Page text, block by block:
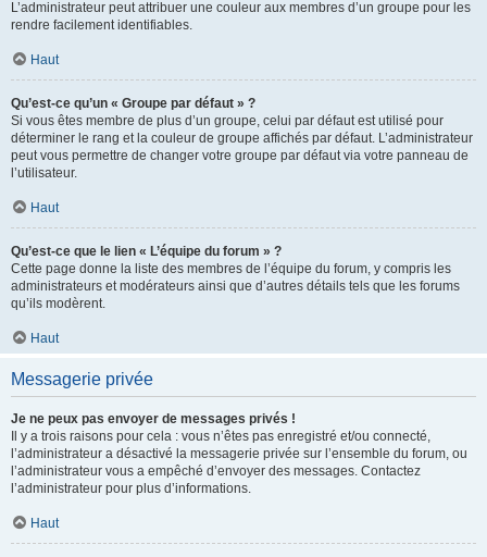
L’administrateur peut attribuer une couleur aux membres d’un groupe pour les
rendre facilement identifiables.
Haut
Qu’est-ce qu’un « Groupe par défaut » ?
Si vous êtes membre de plus d’un groupe, celui par défaut est utilisé pour
déterminer le rang et la couleur de groupe affichés par défaut. L’administrateur
peut vous permettre de changer votre groupe par défaut via votre panneau de
l’utilisateur.
Haut
Qu’est-ce que le lien « L’équipe du forum » ?
Cette page donne la liste des membres de l’équipe du forum, y compris les
administrateurs et modérateurs ainsi que d’autres détails tels que les forums
qu’ils modèrent.
Haut
Messagerie privée
Je ne peux pas envoyer de messages privés !
Il y a trois raisons pour cela : vous n’êtes pas enregistré et/ou connecté,
l’administrateur a désactivé la messagerie privée sur l’ensemble du forum, ou
l’administrateur vous a empêché d’envoyer des messages. Contactez
l’administrateur pour plus d’informations.
Haut